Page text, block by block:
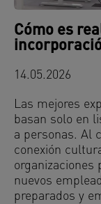
Cómo es
14.05.2026
Las mejores
basan solo en
a personas. Al
conexión
organizaciones
nuevos
preparados y